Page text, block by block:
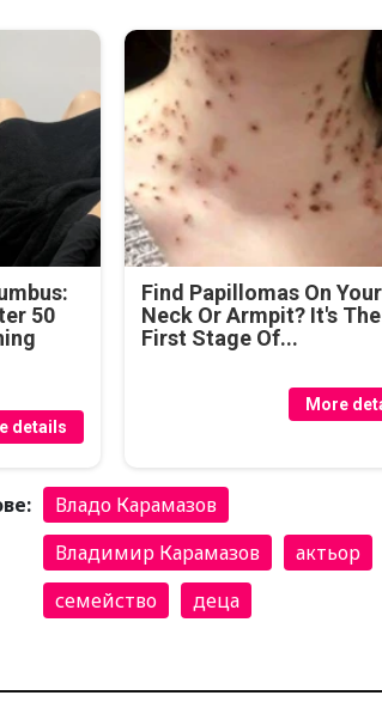
50
details
Find Papillomas On Your
Neck Or Armpit? It's The
First Stage Of...
More
Владо Карамазов
Владимир Карамазов
актьор
семейство
деца